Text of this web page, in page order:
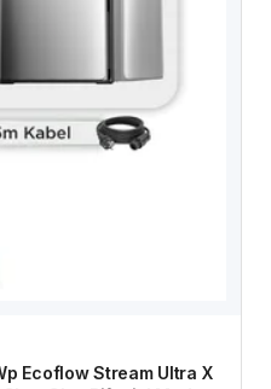
Ecoflow Stream Ultra X